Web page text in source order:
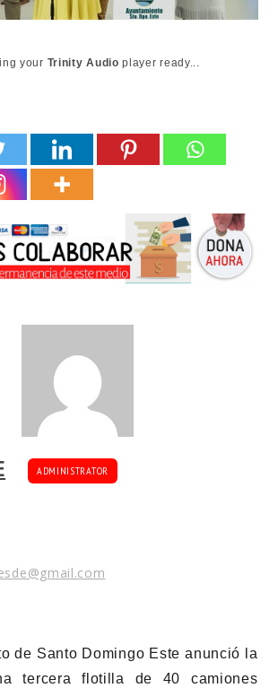
your Trinity Audio player ready...
ADMINISTRATOR
de Santo Domingo Este anunció la
tercera flotilla de 40 camiones